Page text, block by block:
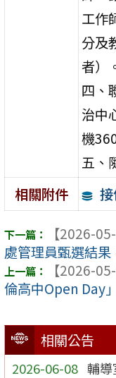
相關公告
2026-06-08 輔導
工作
分及
者）
四、
治中
機
五、
相關附件
【2026-05-
處管理員甄選結果
【2026-05-
倫高中Open Day